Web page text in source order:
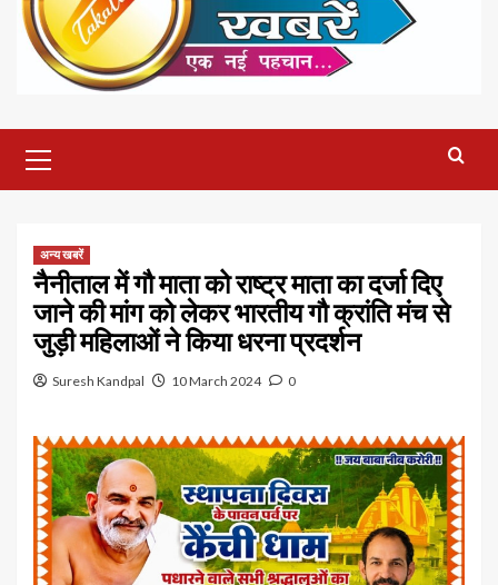
Menu
अन्य खबरें
नैनीताल में गौ माता को राष्ट्र माता का दर्जा दिए
जाने की मांग को लेकर भारतीय गौ क्रांति मंच से
जुड़ी महिलाओं ने किया धरना प्रदर्शन
Suresh Kandpal 10 March 2024 0